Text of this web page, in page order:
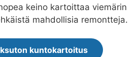
keino kartoittaa viemärin
mahdollisia remontteja.
kuntokartoitus